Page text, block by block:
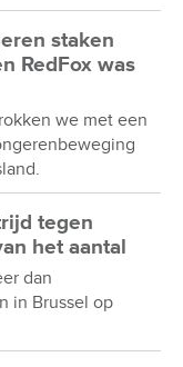
staken
RedFox was
we met een
tegen
het aantal
dan
in Brussel op